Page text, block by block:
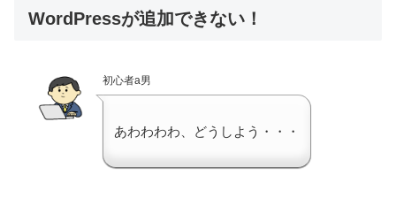
WordPressが追加できない！
初心者a男
あわわわわ、どうしよう・・・